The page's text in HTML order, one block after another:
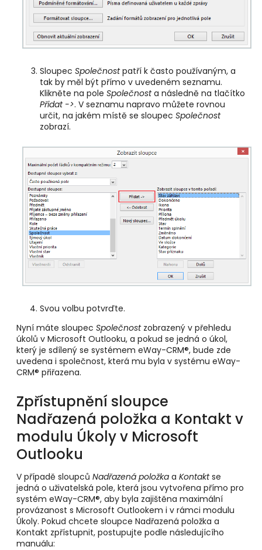
Sloupec Společnostpatří k často používaným, a
tak by měl být přímo v uvedeném seznamu.
Klikněte na pole Společnosta následně na tlačítko
Přidat ->. V seznamu napravo můžete rovnou
určit, na jakém místě se sloupec Společnost
zobrazí.
Svou volbu potvrďte.
Nyní máte sloupec Společnostzobrazený v přehledu
úkolů v Microsoft Outlooku, a pokud se jedná o úkol,
který je sdílený se systémem eWay-CRM®, bude zde
uvedena i společnost, která mu byla v systému eWay-
CRM® přiřazena.
Zpřístupnění sloupce
Nadřazená položka a Kontakt v
modulu Úkoly v Microsoft
Outlooku
V případě sloupců Nadřazená položka a Kontaktse
jedná o uživatelská pole, která jsou vytvořena přímo pro
systém eWay-CRM®, aby byla zajištěna maximální
provázanost s Microsoft Outlookem i v rámci modulu
Úkoly. Pokud chcete sloupce Nadřazená položka a
Kontakt zpřístupnit, postupujte podle následujícího
manuálu: